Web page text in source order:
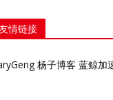
情链接
杨子博客 蓝鲸加